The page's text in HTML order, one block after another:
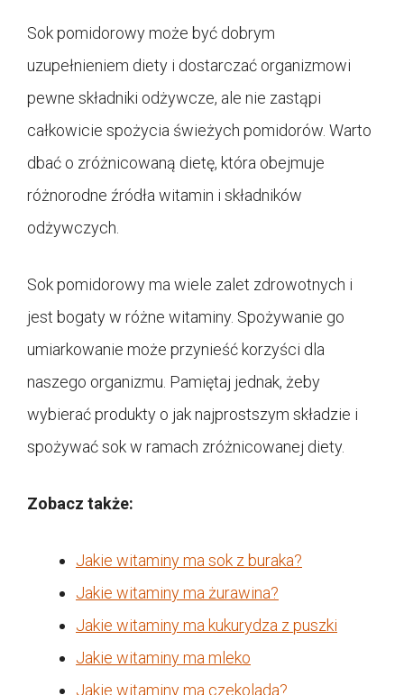
Sok pomidorowy może być dobrym
uzupełnieniem diety i dostarczać organizmowi
pewne składniki odżywcze, ale nie zastąpi
całkowicie spożycia świeżych pomidorów. Warto
dbać o zróżnicowaną dietę, która obejmuje
różnorodne źródła witamin i składników
odżywczych.
Sok pomidorowy ma wiele zalet zdrowotnych i
jest bogaty w różne witaminy. Spożywanie go
umiarkowanie może przynieść korzyści dla
naszego organizmu. Pamiętaj jednak, żeby
wybierać produkty o jak najprostszym składzie i
spożywać sok w ramach zróżnicowanej diety.
Zobacz także:
Jakie witaminy ma sok z buraka?
Jakie witaminy ma żurawina?
Jakie witaminy ma kukurydza z puszki
Jakie witaminy ma mleko
Jakie witaminy ma czekolada?